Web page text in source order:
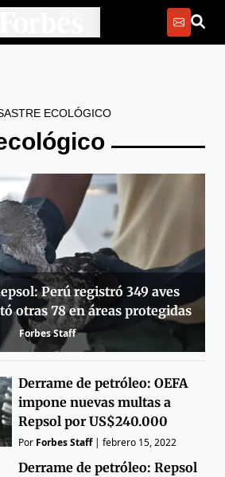
ECOLÓGICO
Perú registró 349 aves
otras 78 en áreas protegidas
Forbes Staff
Derrame de petróleo: OEFA
impone nuevas multas a
Repsol por US$240.000
Por Forbes Staff|febrero 15, 2022
Derrame de petróleo: Repsol